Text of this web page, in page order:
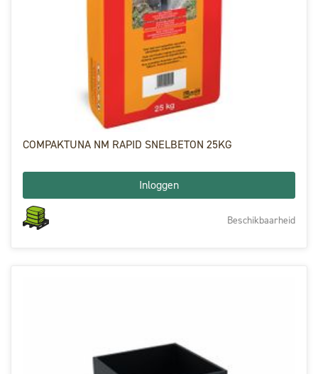
COMPAKTUNA NM RAPID SNELBETON 25KG
Inloggen
Beschikbaarheid